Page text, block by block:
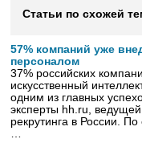
Статьи по схожей
57% компаний уже
персоналом
37% российских
искусственный
одним из главных
эксперты hh.ru,
рекрутинга в России.
…